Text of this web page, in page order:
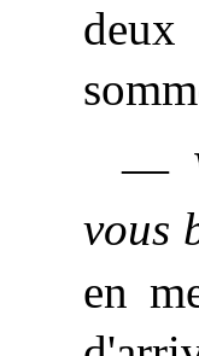
—
vous
en